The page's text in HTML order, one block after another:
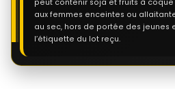
peut contenir soja et fruits à
aux femmes enceintes ou
au sec, hors de portée des jeunes
l’étiquette du lot reçu.